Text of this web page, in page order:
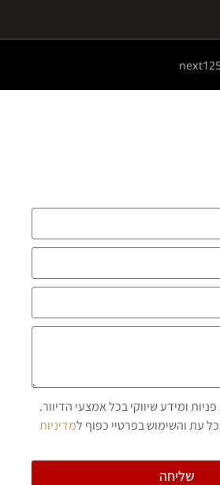
ומידע שיווקי בכל אמצעי הדיוור.
עת והשימוש בפרטיי כפוף למדיניות
שליחה